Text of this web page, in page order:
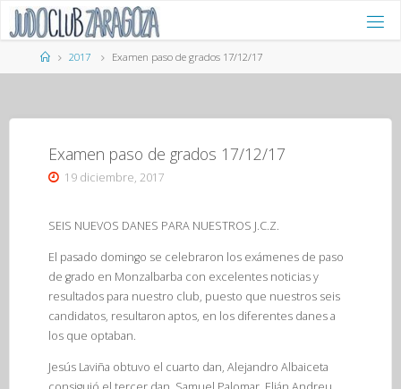
Saltar
contenidoPágina
de
2017 Examen paso de grados 17/12/17
Examen paso de grados 17/12/17
19 diciembre, 2017
SEIS NUEVOS DANES PARA NUESTROS J.C.Z.
El pasado domingo se celebraron los exámenes de paso
de grado en Monzalbarba con excelentes noticias y
resultados para nuestro club, puesto que nuestros seis
candidatos, resultaron aptos, en los diferentes danes a
los que optaban.
Jesús Laviña obtuvo el cuarto dan, Alejandro Albaiceta